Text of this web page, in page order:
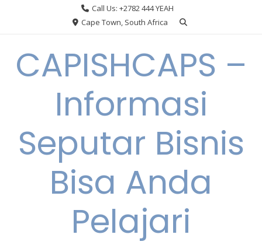
Call Us: +2782 444 YEAH
Cape Town, South Africa
CAPISHCAPS –
Informasi
Seputar Bisnis
Bisa Anda
Pelajari